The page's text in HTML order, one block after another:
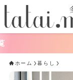
ホーム 暮らし